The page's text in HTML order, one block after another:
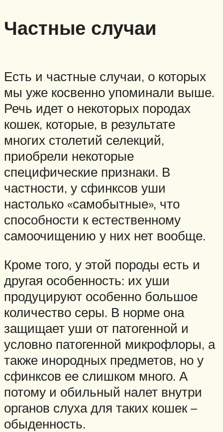
Частные случаи
Есть и частные случаи, о которых
мы уже косвенно упоминали выше.
Речь идет о некоторых породах
кошек, которые, в результате
многих столетий селекций,
приобрели некоторые
специфические признаки. В
частности, у сфинксов уши
настолько «самобытные», что
способности к естественному
самоочищению у них нет вообще.
Кроме того, у этой породы есть и
другая особенность: их уши
продуцируют особенно большое
количество серы. В норме она
защищает уши от патогенной и
условно патогенной микрофлоры, а
также инородных предметов, но у
сфинксов ее слишком много. А
потому и обильный налет внутри
органов слуха для таких кошек –
обыденность.